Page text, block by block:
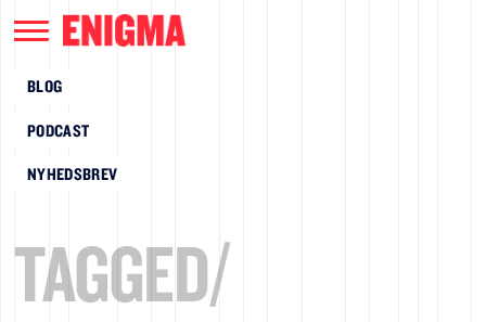
BLOG
PODCAST
NYHEDSBREV
TAGGED/